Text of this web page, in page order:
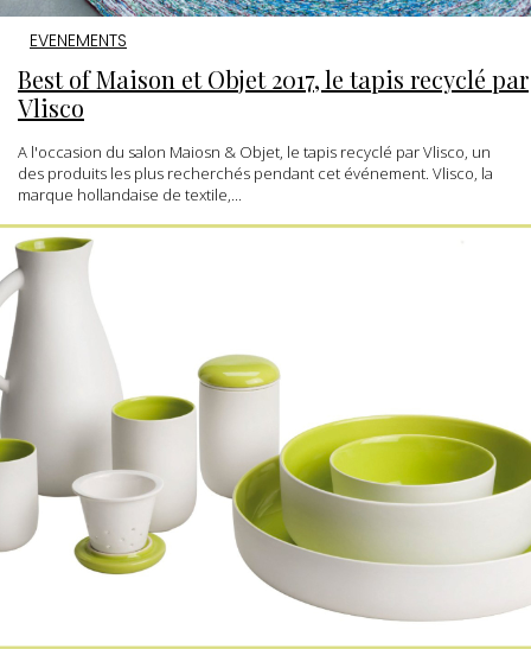
EVENEMENTS
Best of Maison et Objet 2017, le tapis recyclé par
Vlisco
A l'occasion du salon Maiosn & Objet, le tapis recyclé par Vlisco, un
des produits les plus recherchés pendant cet événement. Vlisco, la
marque hollandaise de textile,...